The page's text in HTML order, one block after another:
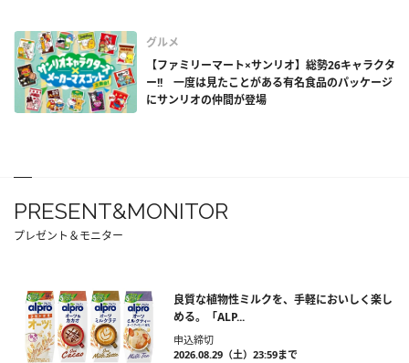
グルメ
【ファミリーマート×サンリオ】総勢26キャラクタ
ー!! 一度は見たことがある有名食品のパッケージ
にサンリオの仲間が登場
PRESENT&MONITOR
プレゼント＆モニター
良質な植物性ミルクを、手軽においしく楽し
める。「ALP...
申込締切
2026.08.29（土）23:59まで